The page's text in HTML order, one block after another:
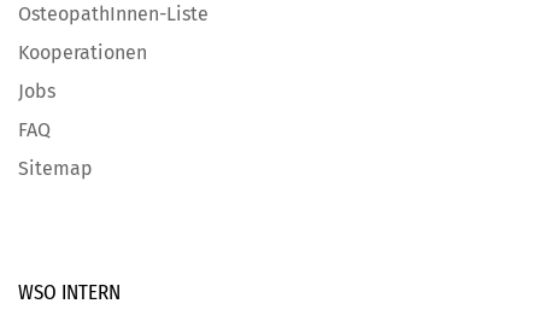
OsteopathInnen-Liste
Kooperationen
Jobs
FAQ
Sitemap
WSO INTERN